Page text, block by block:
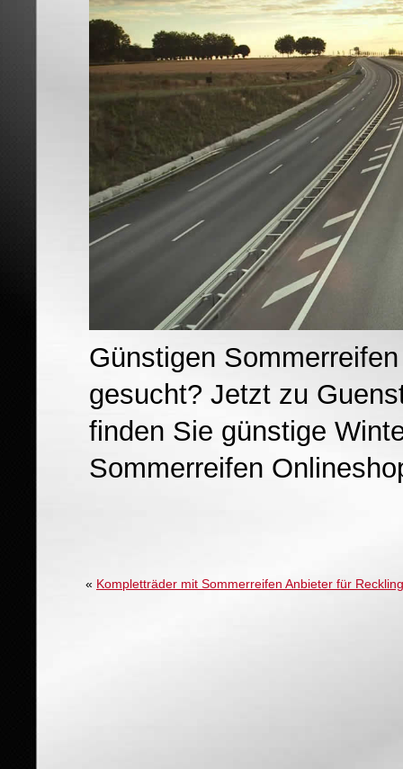
Günstigen
gesucht? Jetzt zu
finden Sie günstige
Sommerreifen
« Kompletträder mit Sommerreifen Anbieter für